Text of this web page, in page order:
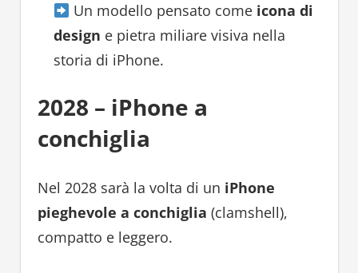
Un modello pensato come icona di
design e pietra miliare visiva nella
storia di iPhone.
2028 – iPhone a
conchiglia
Nel 2028 sarà la volta di un iPhone
pieghevole a conchiglia (clamshell),
compatto e leggero.